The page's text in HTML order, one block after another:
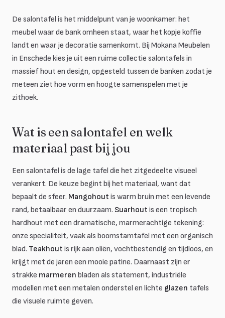
De salontafel is het middelpunt van je woonkamer: het
meubel waar de bank omheen staat, waar het kopje koffie
landt en waar je decoratie samenkomt. Bij Mokana Meubelen
in Enschede kies je uit een ruime collectie salontafels in
massief hout en design, opgesteld tussen de banken zodat je
meteen ziet hoe vorm en hoogte samenspelen met je
zithoek.
Wat is een salontafel en welk
materiaal past bij jou
Een salontafel is de lage tafel die het zitgedeelte visueel
verankert. De keuze begint bij het materiaal, want dat
bepaalt de sfeer. Mangohout is warm bruin met een levende
rand, betaalbaar en duurzaam. Suarhout is een tropisch
hardhout met een dramatische, marmerachtige tekening:
onze specialiteit, vaak als boomstamtafel met een organisch
blad. Teakhout is rijk aan oliën, vochtbestendig en tijdloos, en
krijgt met de jaren een mooie patine. Daarnaast zijn er
strakke marmeren bladen als statement, industriële
modellen met een metalen onderstel en lichte glazen tafels
die visuele ruimte geven.